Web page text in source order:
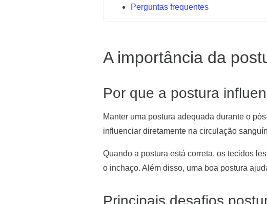
Perguntas frequentes
A importância da
Por que a postura
Manter uma postura adequada durante o
influenciar diretamente na circulação
Quando a postura está correta, os tecidos
o inchaço. Além disso, uma boa postura
Principais desafios